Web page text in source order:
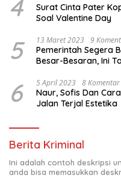
4
Surat Cinta Pater
Soal Valentine Day
5 13 Maret 2023 9
Pemerintah Segera
Besar-Besaran, Ini
6 5 April 2023 8 Komentar
Naur, Sofis Dan
Jalan Terjal Estetika
Berita Kriminal
Ini adalah contoh deskripsi
anda bisa memasukkan